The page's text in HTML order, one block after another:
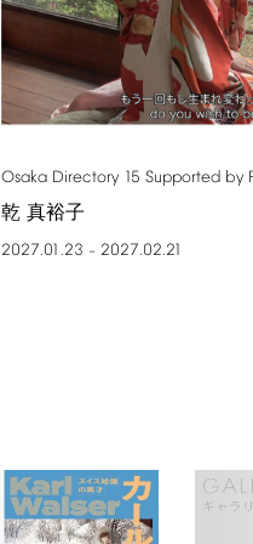
Osaka Directory 15 Supported by
乾 真裕子
2027.01.23 – 2027.02.21